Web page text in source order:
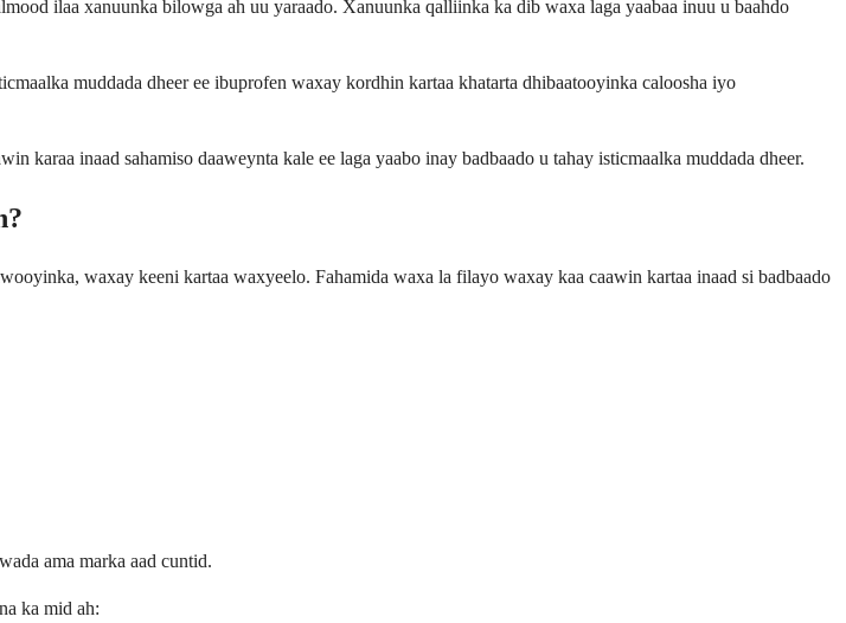
ilaa xanuunka bilowga ah uu yaraado. Xanuunka qalliinka ka dib waxa laga yaabaa inuu u baahdo
muddada dheer ee ibuprofen waxay kordhin kartaa khatarta dhibaatooyinka caloosha iyo
karaa inaad sahamiso daaweynta kale ee laga yaabo inay badbaado u tahay isticmaalka muddada dheer.
waxay keeni kartaa waxyeelo. Fahamida waxa la filayo waxay kaa caawin kartaa inaad si badbaado
ama marka aad cuntid.
ka mid ah: